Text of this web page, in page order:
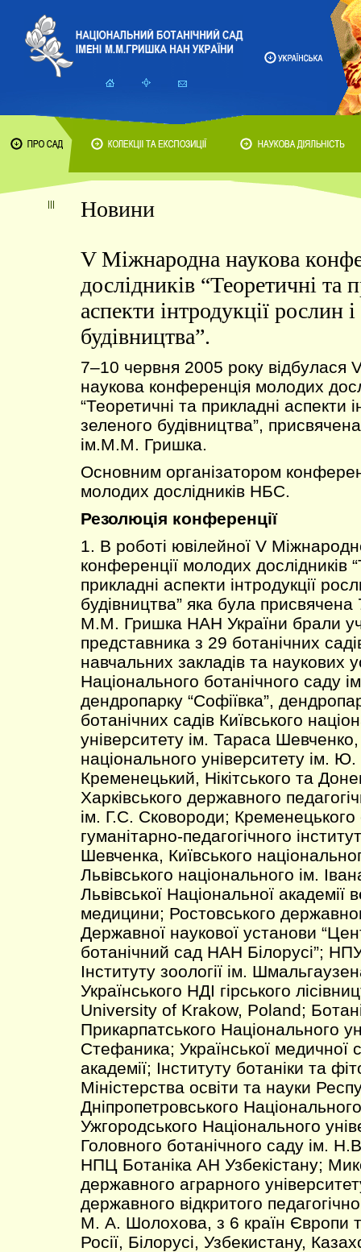
Новини
V Міжнародна наукова
дослідників “Теоретичні та
аспекти інтродукції рослин
будівництва”.
7–10 червня 2005 року відбулася
наукова конференція молодих
“Теоретичні та прикладні аспекти
зеленого будівництва”,
ім.М.М. Гришка.
Основним організатором
молодих дослідників НБС.
Резолюція конференції
1. В роботі ювілейної V
конференції молодих дослідників
прикладні аспекти інтродукції
будівництва” яка була
М.М. Гришка НАН України брали
представника з 29 ботанічних
навчальних закладів та наукових
Національного ботанічного саду
дендропарку “Софіївка”,
ботанічних садів Київського
університету ім. Тараса
національного університету ім.
Кременецький, Нікітського та
Харківського державного
ім. Г.С. Сковороди; Кременецького
гуманітарно-педагогічного
Шевченка, Київського
Львівського національного ім.
Львівської Національної академії
медицини; Ростовського
Державної наукової установи
ботанічний сад НАН Білорусі”;
Інституту зоології ім.
Українського НДІ гірського
University of Krakow, Poland;
Прикарпатського Національного
Стефаника; Української медичної
академії; Інституту ботаніки та
Міністерства освіти та науки
Дніпропетровського
Ужгородського Національного
Головного ботанічного саду ім.
НПЦ Ботаніка АН Узбекістану;
державного аграрного
державного відкритого
М. А. Шолохова, з 6 країн Європи
Росії, Білорусі, Узбекистану,